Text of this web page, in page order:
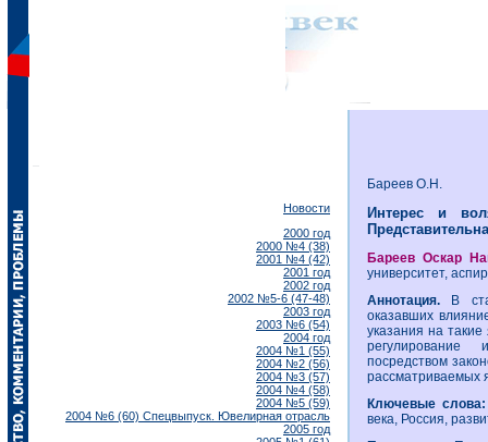
Новости
2000 год
2000 №4 (38)
2001 №4 (42)
2001 год
2002 год
2002 №5-6 (47-48)
2003 год
2003 №6 (54)
2004 год
2004 №1 (55)
2004 №2 (56)
2004 №3 (57)
2004 №4 (58)
2004 №5 (59)
2004 №6 (60) Спецвыпуск. Ювелирная отрасль
2005 год
Бареев О.Н.
Интерес и
Бареев Оскар
университет,
Аннотация. В
оказавших
указания на
регулирование
посредством
рассматриваемых
Ключевые слова:
века, Россия,